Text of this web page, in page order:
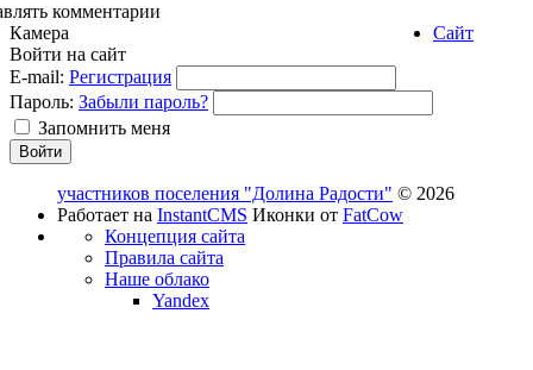
комментарии
Камера
Войти на сайт
E-mail: Регистрация
Пароль: Забыли пароль?
Запомнить меня
Сайт
участников поселения "Долина Радости" © 2026
Работает на InstantCMS Иконки от FatCow
Концепция сайта
Правила сайта
Наше облако
Yandex